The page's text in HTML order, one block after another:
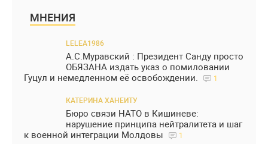
МНЕНИЯ
LELEA1986
А.С.Муравский : Президент Санду просто
ОБЯЗАНА издать указ о помиловании
Гуцул и немедленном её освобождении.
1
КАТЕРИНА ХАНЕИТУ
Бюро связи НАТО в Кишиневе:
нарушение принципа нейтралитета и шаг
к военной интеграции Молдовы
1